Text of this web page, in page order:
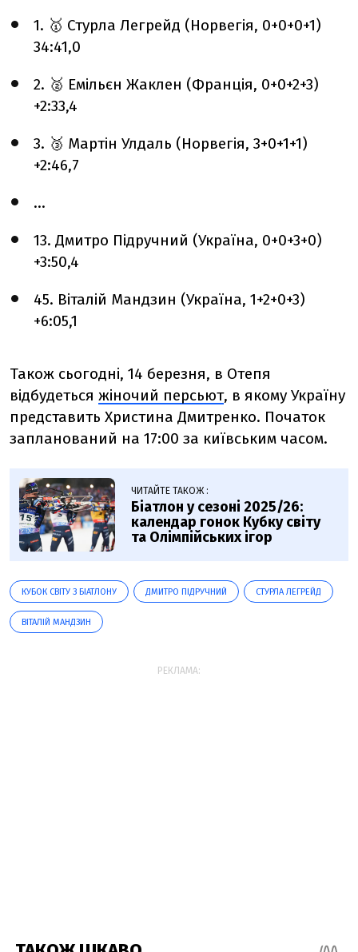
1. 🥇 Стурла Легрейд (Норвегія, 0+0+0+1)
34:41,0
2. 🥈 Емільєн Жаклен (Франція, 0+0+2+3)
+2:33,4
3. 🥉 Мартін Улдаль (Норвегія, 3+0+1+1)
+2:46,7
...
13. Дмитро Підручний (Україна, 0+0+3+0)
+3:50,4
45. Віталій Мандзин (Україна, 1+2+0+3)
+6:05,1
Також сьогодні, 14 березня, в Отепя
відбудеться жіночий персьют, в якому Україну
представить Христина Дмитренко. Початок
запланований на 17:00 за київським часом.
ЧИТАЙТЕ ТАКОЖ :
Біатлон у сезоні 2025/26:
календар гонок Кубку світу
та Олімпійських ігор
КУБОК СВІТУ З БІАТЛОНУ ДМИТРО ПІДРУЧНИЙ СТУРЛА ЛЕГРЕЙД
ВІТАЛІЙ МАНДЗИН
РЕКЛАМА: